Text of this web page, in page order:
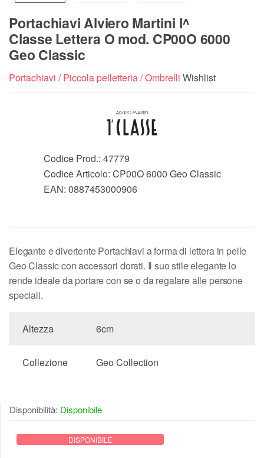
Portachiavi Alviero Martini I^
Classe Lettera O mod. CP00O 6000
Geo Classic
Portachiavi / Piccola pelletteria / Ombrelli Wishlist
Codice Prod.: 47779
Codice Articolo: CP00O 6000 Geo Classic
EAN: 0887453000906
Elegante e divertente Portachiavi a forma di lettera in pelle
Geo Classic con accessori dorati. Il suo stile elegante lo
rende ideale da portare con se o da regalare alle persone
speciali.
Altezza 6cm
Collezione Geo Collection
Disponibilità: Disponibile
DISPONIBILE